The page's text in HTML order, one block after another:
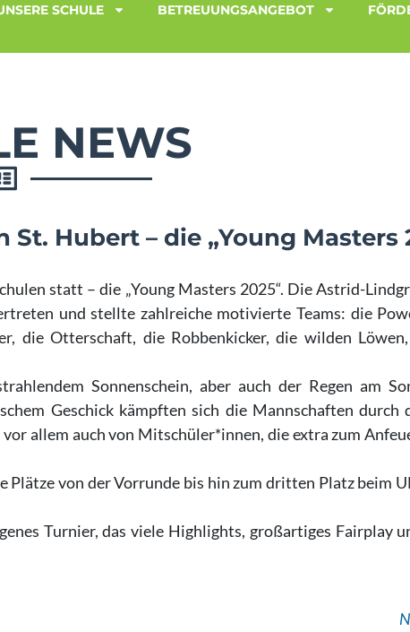
SCHULE BETREUUNGSANGEBOT
NEWS
Hubert – die „Young Masters
statt – die „Young Masters 2025“. Die Astrid-
und stellte zahlreiche motivierte Teams: die
die Otterschaft, die Robbenkicker, die wilden
Sonnenschein, aber auch der Regen am
Geschick kämpften sich die Mannschaften durch
allem auch von Mitschüler*innen, die extra zum
von der Vorrunde bis hin zum dritten Platz beim
Turnier, das viele Highlights, großartiges Fairplay